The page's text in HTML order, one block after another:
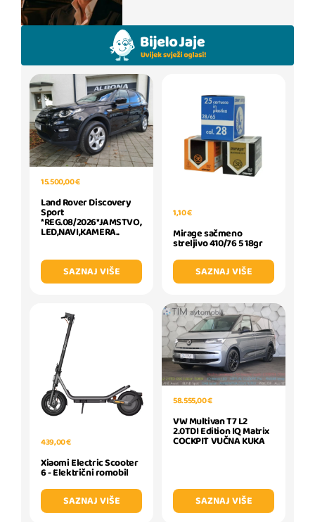
15.500,00 €
Land Rover Discovery
Sport
*REG.08/2026*JAMSTVO,
LED,NAVI,KAMERA..
SAZNAJ VIŠE
1,10 €
Mirage sačmeno
streljivo 410/76 5 18gr
SAZNAJ VIŠE
439,00 €
Xiaomi Electric Scooter
6 - Električni romobil
SAZNAJ VIŠE
58.555,00 €
VW Multivan T7 L2
2.0TDI Edition IQ Matrix
COCKPIT VUČNA KUKA
SAZNAJ VIŠE